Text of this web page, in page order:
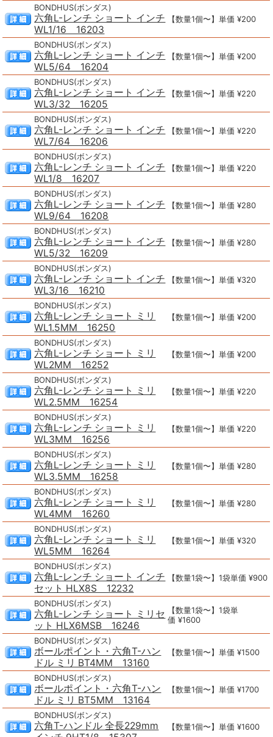
BONDHUS(ボンダス)
六角L-レンチ ショート インチ
WL1/16 16203
【数量1個〜】単価 ¥200
BONDHUS(ボンダス)
六角L-レンチ ショート インチ
WL5/64 16204
【数量1個〜】単価 ¥200
BONDHUS(ボンダス)
六角L-レンチ ショート インチ
WL3/32 16205
【数量1個〜】単価 ¥220
BONDHUS(ボンダス)
六角L-レンチ ショート インチ
WL7/64 16206
【数量1個〜】単価 ¥220
BONDHUS(ボンダス)
六角L-レンチ ショート インチ
WL1/8 16207
【数量1個〜】単価 ¥220
BONDHUS(ボンダス)
六角L-レンチ ショート インチ
WL9/64 16208
【数量1個〜】単価 ¥280
BONDHUS(ボンダス)
六角L-レンチ ショート インチ
WL5/32 16209
【数量1個〜】単価 ¥280
BONDHUS(ボンダス)
六角L-レンチ ショート インチ
WL3/16 16210
【数量1個〜】単価 ¥320
BONDHUS(ボンダス)
六角L-レンチ ショート ミリ
WL1.5MM 16250
【数量1個〜】単価 ¥200
BONDHUS(ボンダス)
六角L-レンチ ショート ミリ
WL2MM 16252
【数量1個〜】単価 ¥200
BONDHUS(ボンダス)
六角L-レンチ ショート ミリ
WL2.5MM 16254
【数量1個〜】単価 ¥220
BONDHUS(ボンダス)
六角L-レンチ ショート ミリ
WL3MM 16256
【数量1個〜】単価 ¥220
BONDHUS(ボンダス)
六角L-レンチ ショート ミリ
WL3.5MM 16258
【数量1個〜】単価 ¥280
BONDHUS(ボンダス)
六角L-レンチ ショート ミリ
WL4MM 16260
【数量1個〜】単価 ¥280
BONDHUS(ボンダス)
六角L-レンチ ショート ミリ
WL5MM 16264
【数量1個〜】単価 ¥320
BONDHUS(ボンダス)
六角L-レンチ ショート インチ
セット HLX8S 12232
【数量1袋〜】1袋単価 ¥900
BONDHUS(ボンダス)
六角L-レンチ ショート ミリセ
ット HLX6MSB 16246
【数量1袋〜】1袋単
価 ¥1600
BONDHUS(ボンダス)
ボールポイント・六角T-ハン
ドル ミリ BT4MM 13160
【数量1個〜】単価 ¥1500
BONDHUS(ボンダス)
ボールポイント・六角T-ハン
ドル ミリ BT5MM 13164
【数量1個〜】単価 ¥1700
BONDHUS(ボンダス)
六角T-ハンドル 全長229mm
【数量1個〜】単価 ¥1600